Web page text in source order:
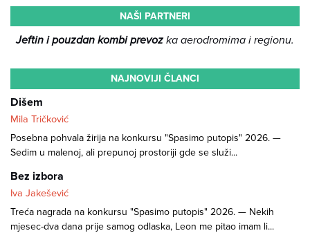
NAŠI PARTNERI
Jeftin i pouzdan kombi prevozka aerodromima i regionu.
NAJNOVIJI ČLANCI
Dišem
Mila Tričković
Posebna pohvala žirija na konkursu "Spasimo putopis" 2026. —
Sedim u malenoj, ali prepunoj prostoriji gde se služi...
Bez izbora
Iva Jakešević
Treća nagrada na konkursu "Spasimo putopis" 2026. — Nekih
mjesec-dva dana prije samog odlaska, Leon me pitao imam li...